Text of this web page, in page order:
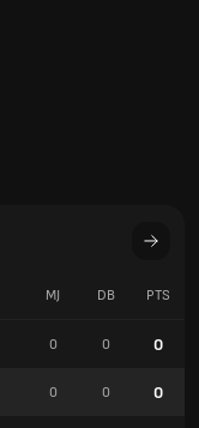
MJ DB PTS
0 0 0
0 0 0